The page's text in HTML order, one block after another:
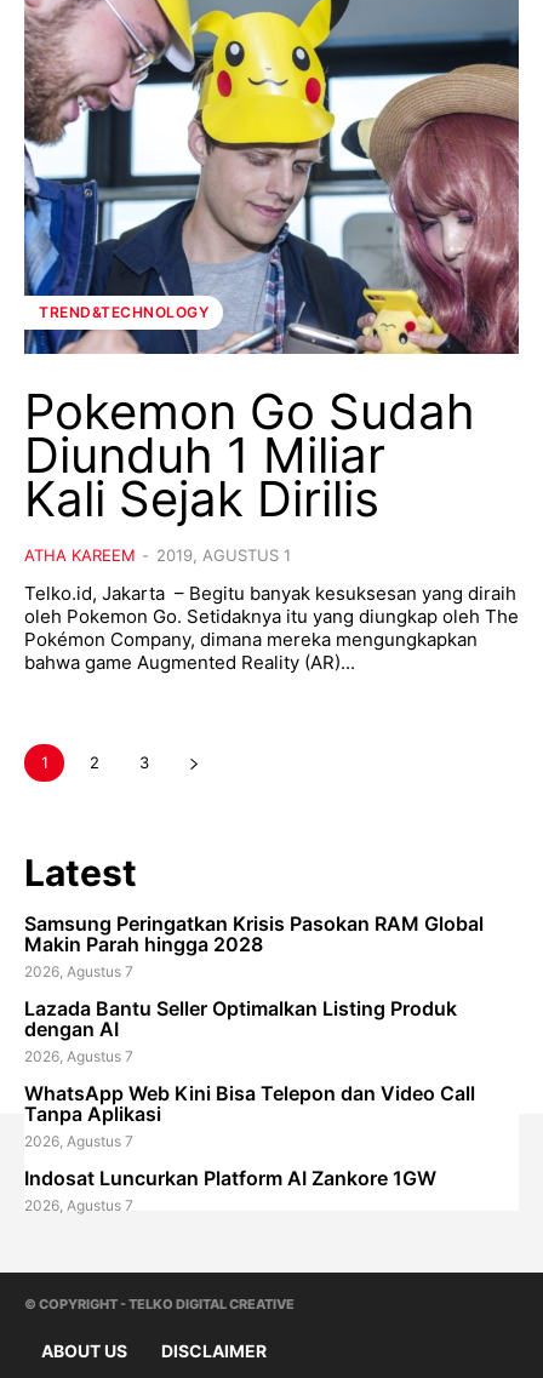
TREND&TECHNOLOGY
Pokemon Go Sudah
Diunduh 1 Miliar
Kali Sejak Dirilis
ATHA KAREEM - 2019, AGUSTUS 1
Telko.id, Jakarta – Begitu banyak kesuksesan yang diraih
oleh Pokemon Go. Setidaknya itu yang diungkap oleh The
Pokémon Company, dimana mereka mengungkapkan
bahwa game Augmented Reality (AR)...
1 2 3
Latest
Samsung Peringatkan Krisis Pasokan RAM Global
Makin Parah hingga 2028
2026, Agustus 7
Lazada Bantu Seller Optimalkan Listing Produk
dengan AI
2026, Agustus 7
WhatsApp Web Kini Bisa Telepon dan Video Call
Tanpa Aplikasi
2026, Agustus 7
Indosat Luncurkan Platform AI Zankore 1GW
2026, Agustus 7
© COPYRIGHT - TELKO DIGITAL CREATIVE
ABOUT US DISCLAIMER